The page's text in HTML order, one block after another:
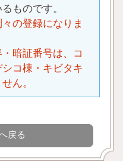
ものです。
の登録になりま
暗証番号は、コ
コ棟・キビタキ
ん。